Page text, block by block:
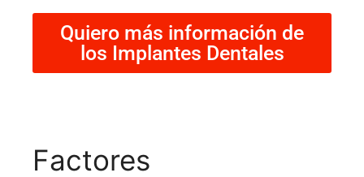
Quiero más información de
los Implantes Dentales
Factores